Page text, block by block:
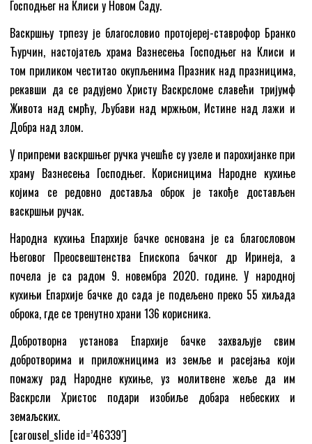
Господњег на Клиси у Новом Саду.
Васкршњу трпезу је благословио протојереј-ставрофор Бранко
Ћурчин, настојатељ храма Вазнесења Господњег на Клиси и
том приликом честитао окупљенима Празник над празницима,
рекавши да се радујемо Христу Васкрсломе славећи тријумф
Живота над смрћу, Љубави над мржњом, Истине над лажи и
Добра над злом.
У припреми васкршњег ручка учешће су узеле и парохијанке при
храму Вазнесења Господњег. Корисницима Народне кухиње
којима се редовно доставља оброк је такође достављен
васкршњи ручак.
Народна кухиња Епархије бачке основана је са благословом
Његовог Преосвештенства Епископа бачког др Иринеја, а
почела је са радом 9. новембра 2020. године. У народној
кухињи Епархије бачке до сада је подељено преко 55 хиљада
оброка, где се тренутно храни 136 корисника.
Добротворна установа Епархије бачке захваљује свим
добротворима и приложницима из земље и расејања који
помажу рад Народне кухиње, уз молитвене жеље да им
Васкрсли Христос подари изобиље добара небеских и
земаљских.
[carousel_slide id=’46339′]